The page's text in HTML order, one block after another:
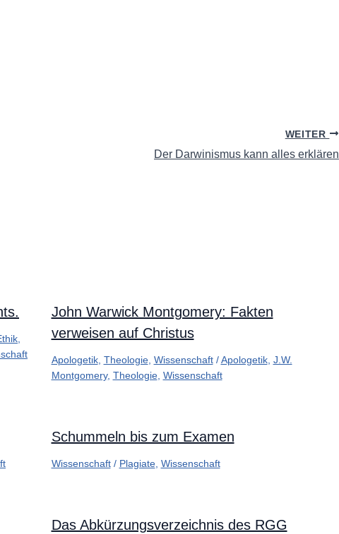
WEITER
Der Darwinismus kann alles erklären
John Warwick Montgomery: Fakten
verweisen auf Christus
Apologetik, Theologie, Wissenschaft/Apologetik, J.W.
Montgomery, Theologie, Wissenschaft
Schummeln bis zum Examen
Wissenschaft/ Plagiate, Wissenschaft
Das Abkürzungsverzeichnis des RGG